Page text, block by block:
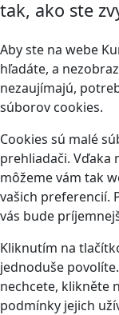
tak, ako ste
Aby ste na webe
hľadáte, a
nezaujímajú,
súborov cookies.
Cookies sú malé
prehliadači. Vďaka
môžeme vám tak
vašich preferencií.
vás bude
Kliknutím na
jednoduše
nechcete, klikněte
podmínky jejich